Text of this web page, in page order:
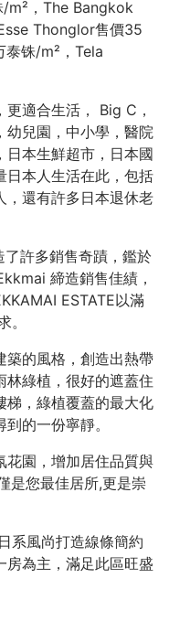
m²，The Bangkok
Thonglor售價35
铢/m²，Tela
適合生活， Big C，
幼兒園，中小學，醫院
日本生鮮超市，日本國
日本人生活在此，包括
，還有許多日本退休老
許多銷售奇蹟，鑑於
締造銷售佳績，
ESTATE以滿
。
築的風格，創造出熱帶
林綠植，很好的遮蓋住
梯，綠植覆蓋的最大化
的一份寧靜。
花園，增加居住品質與
是您最佳居所,更是崇
系風尚打造線條簡約
房為主，滿足此區旺盛